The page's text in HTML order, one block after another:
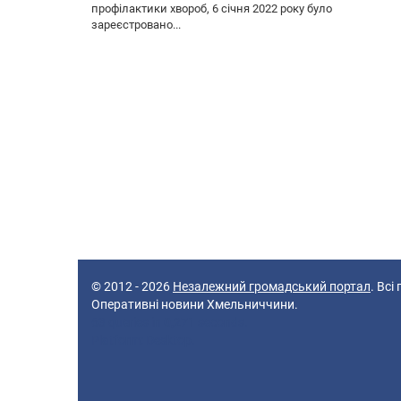
профілактики хвороб, 6 січня 2022 року було
зареєстровано...
© 2012 - 2026 Незалежний громадський портал. Всі
Оперативні новини Хмельниччини.